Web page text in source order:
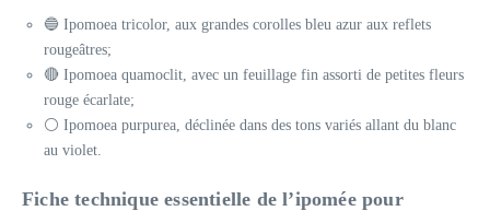
🔵 Ipomoea tricolor, aux grandes corolles bleu azur aux reflets
rougeâtres;
🔴 Ipomoea quamoclit, avec un feuillage fin assorti de petites fleurs
rouge écarlate;
⚪ Ipomoea purpurea, déclinée dans des tons variés allant du blanc
au violet.
Fiche technique essentielle de l’ipomée pour